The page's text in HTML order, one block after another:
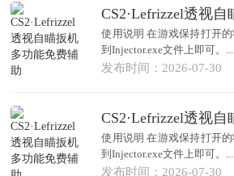
使用说明 在游戏保持打开的状态下，将DLL文件拖拽
到Injector.exe文件上即可。...
发布时间：2026-07-30
使用说明 在游戏保持打开的状态下，将DLL文件拖拽
到Injector.exe文件上即可。...
发布时间：2026-07-30